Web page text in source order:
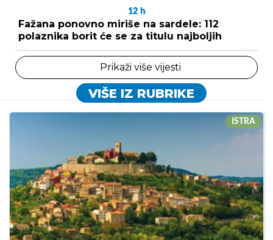
12 h
Fažana ponovno miriše na sardele: 112
polaznika borit će se za titulu najboljih
Prikaži više vijesti
VIŠE IZ RUBRIKE
ISTRA